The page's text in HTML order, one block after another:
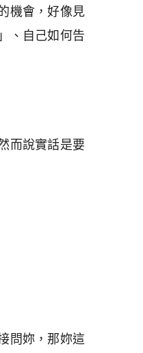
機會，好像見
、自己如何告
而說實話是要
問妳，那妳這